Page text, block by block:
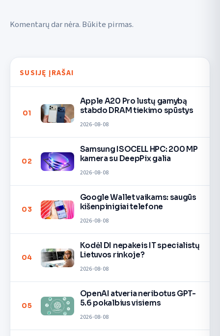
Komentarų dar nėra. Būkite pirmas.
SUSIJĘ ĮRAŠAI
01
Apple A20 Pro lustų gamybą
stabdo DRAM tiekimo spūstys
2026-08-08
02
Samsung ISOCELL HPC: 200 MP
kamera su DeepPix galia
2026-08-08
03
Google Wallet vaikams: saugūs
kišenpinigiai telefone
2026-08-08
04
Kodėl DI nepakeis IT specialistų
Lietuvos rinkoje?
2026-08-08
05
OpenAI atveria neribotus GPT-
5.6 pokalbius visiems
2026-08-08